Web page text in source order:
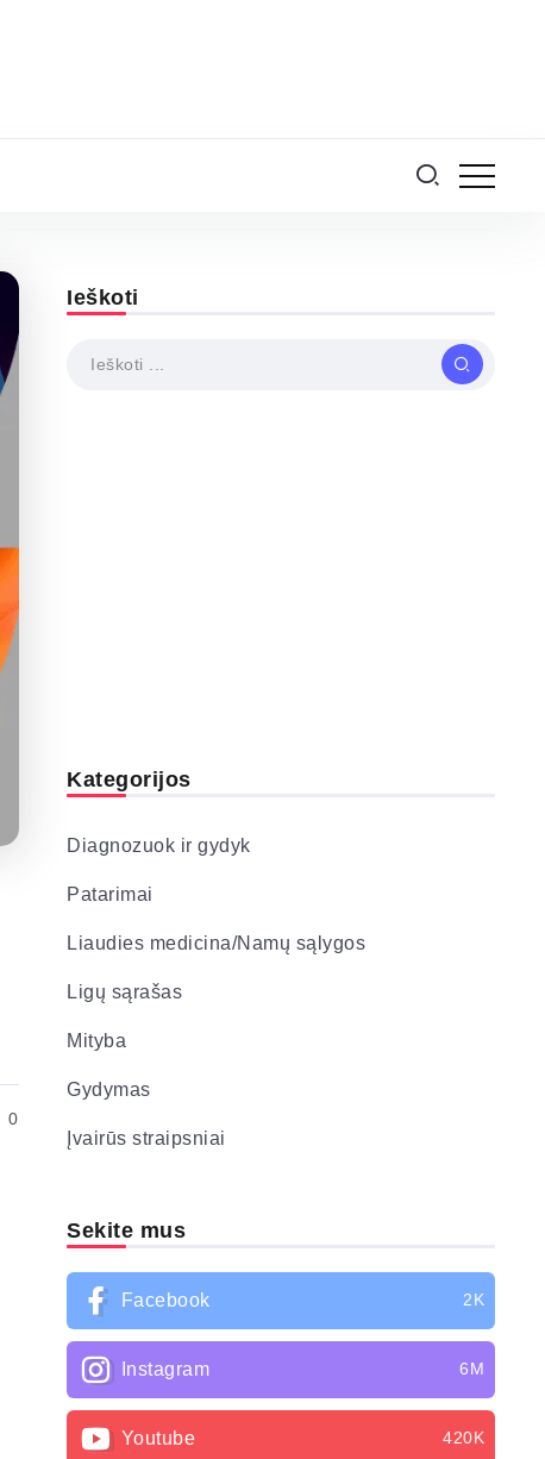
0
Ieškoti
Kategorijos
Diagnozuok ir gydyk
Patarimai
Liaudies medicina/Namų sąlygos
Ligų sąrašas
Mityba
Gydymas
Įvairūs straipsniai
Sekite mus
Facebook 2K
Instagram 6M
Youtube 420K